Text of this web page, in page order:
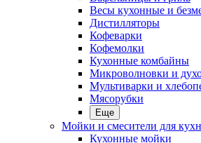
Весы кухонные и
Дистилляторы
Кофеварки
Кофемолки
Кухонные комбайны
Микроволновки и
Мультиварки и
Мясорубки
Еще
Мойки и смесители для
Кухонные мойки